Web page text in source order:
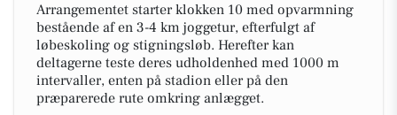
Arrangementet starter klokken 10 med opvarmning
bestående af en 3-4 km joggetur, efterfulgt af
løbeskoling og stigningsløb. Herefter kan
deltagerne teste deres udholdenhed med 1000 m
intervaller, enten på stadion eller på den
præparerede rute omkring anlægget.